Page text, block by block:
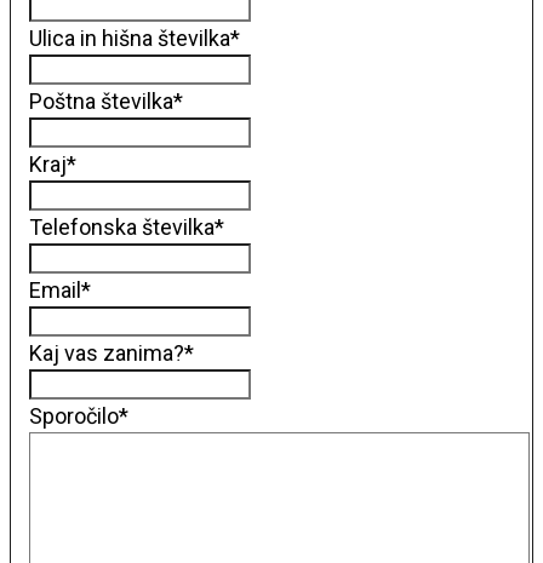
Ulica in hišna številka*
Poštna številka*
Kraj*
Telefonska številka*
Email*
Kaj vas zanima?*
Sporočilo*